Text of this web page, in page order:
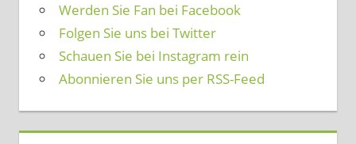
Werden Sie Fan bei Facebook
Folgen Sie uns bei Twitter
Schauen Sie bei Instagram rein
Abonnieren Sie uns per RSS-Feed